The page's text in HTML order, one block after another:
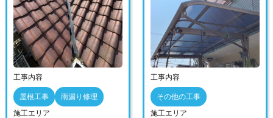
工事内容
屋根工事
雨漏り修理
施工エリア
工事内容
その他の工事
施工エリア